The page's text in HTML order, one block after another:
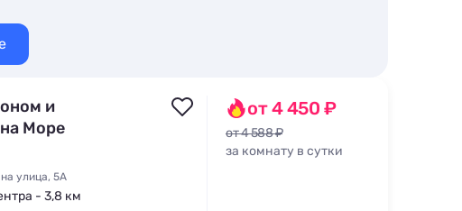
и
Море
улица, 5А
- 3,8 км
от 4 450 ₽
от 4 588 ₽
за комнату в сутки